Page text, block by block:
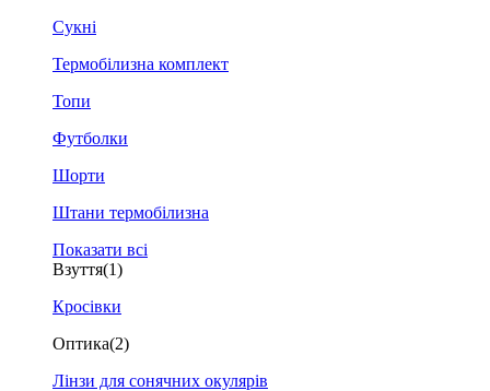
Сукні
Термобілизна комплект
Топи
Футболки
Шорти
Штани термобілизна
Показати всі
Взуття(1)
Кросівки
Оптика(2)
Лінзи для сонячних окулярів